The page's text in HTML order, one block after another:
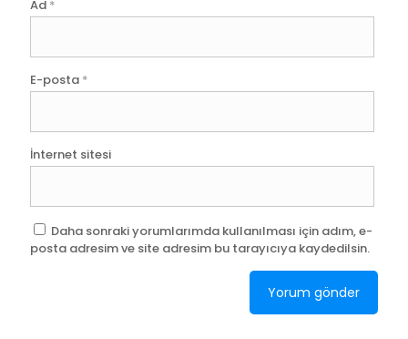
Ad *
E-posta *
İnternet sitesi
Daha sonraki yorumlarımda kullanılması için adım, e-
posta adresim ve site adresim bu tarayıcıya kaydedilsin.